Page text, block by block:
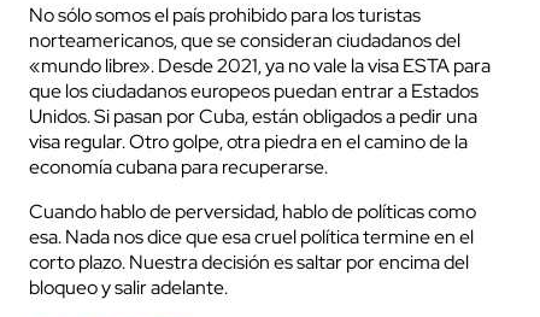
No sólo somos el país prohibido para los turistas
norteamericanos, que se consideran ciudadanos del
«mundo libre». Desde 2021, ya no vale la visa ESTA para
que los ciudadanos europeos puedan entrar a Estados
Unidos. Si pasan por Cuba, están obligados a pedir una
visa regular. Otro golpe, otra piedra en el camino de la
economía cubana para recuperarse.
Cuando hablo de perversidad, hablo de políticas como
esa. Nada nos dice que esa cruel política termine en el
corto plazo. Nuestra decisión es saltar por encima del
bloqueo y salir adelante.